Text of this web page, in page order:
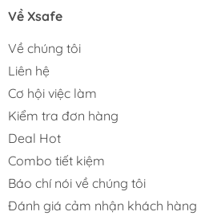
Về Xsafe
Về chúng tôi
Liên hệ
Cơ hội việc làm
Kiểm tra đơn hàng
Deal Hot
Combo tiết kiệm
Báo chí nói về chúng tôi
Đánh giá cảm nhận khách hàng